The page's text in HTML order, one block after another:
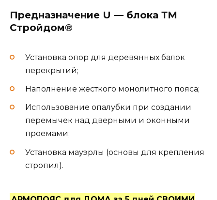
Предназначение U — блока ТМ
Стройдом®
Установка опор для деревянных балок
перекрытий;
Наполнение жесткого монолитного пояса;
Использование опалубки при создании
перемычек над дверными и оконными
проемами;
Установка мауэрлы (основы для крепления
стропил).